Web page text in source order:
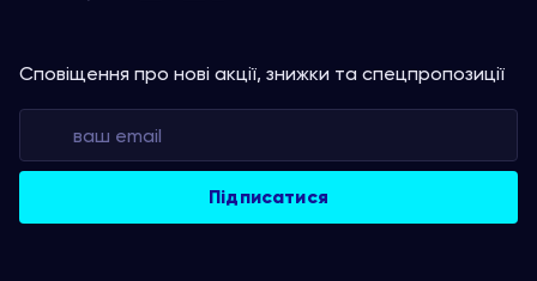
Сповіщення про нові акції, знижки та спецпропозиції